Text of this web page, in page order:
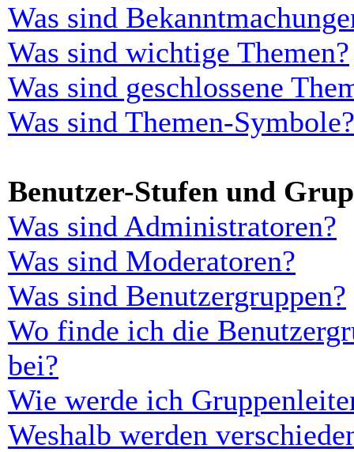
Was sind
Was sind wichtige Themen?
Was sind geschlossene
Was sind Themen-Symbole?
Benutzer-Stufen und
Was sind Administratoren?
Was sind Moderatoren?
Was sind Benutzergruppen?
Wo finde ich die
bei?
Wie werde ich
Weshalb werden